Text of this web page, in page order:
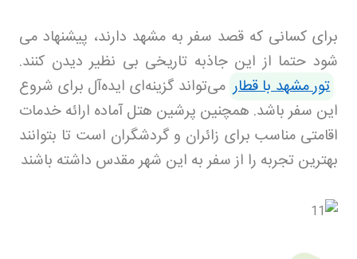
برای کسانی که قصد سفر به مشهد دارند، پیشنهاد می
شود حتما از این جاذبه تاریخی بی نظیر دیدن کنند.
تور مشهد با قطار می‌تواند گزینه‌ای ایده‌آل برای شروع
این سفر باشد. همچنین پرشین هتل آماده ارائه خدمات
اقامتی مناسب برای زائران و گردشگران است تا بتوانند
بهترین تجربه را از سفر به این شهر مقدس داشته باشند